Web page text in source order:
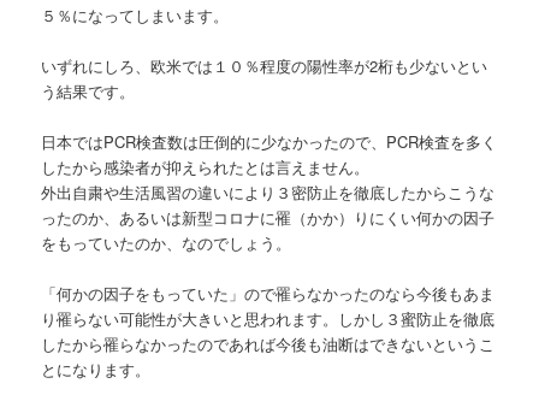
５％になってしまいます。
いずれにしろ、欧米では１０％程度の陽性率が2桁も少ないとい
う結果です。
日本ではPCR検査数は圧倒的に少なかったので、PCR検査を多く
したから感染者が抑えられたとは言えません。
外出自粛や生活風習の違いにより３密防止を徹底したからこうな
ったのか、あるいは新型コロナに罹（かか）りにくい何かの因子
をもっていたのか、なのでしょう。
「何かの因子をもっていた」ので罹らなかったのなら今後もあま
り罹らない可能性が大きいと思われます。しかし３蜜防止を徹底
したから罹らなかったのであれば今後も油断はできないというこ
とになります。